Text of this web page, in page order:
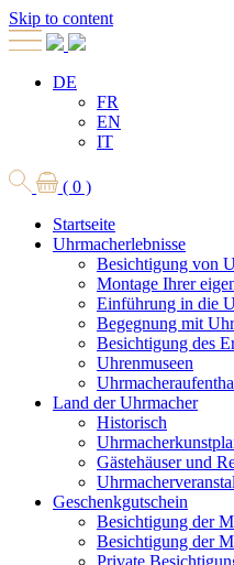
Skip to content
DE
FR
EN
IT
( 0 )
Startseite
Uhrmacherlebnisse
Besichtigung von
Montage Ihrer
Einführung in die
Begegnung mit
Besichtigung des
Uhrenmuseen
Land der Uhrmacher
Historisch
Gästehäuser und
Geschenkgutschein
Besichtigung der
Besichtigung der
Private